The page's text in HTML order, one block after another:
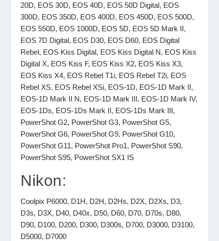
20D, EOS 30D, EOS 40D, EOS 50D Digital, EOS
300D, EOS 350D, EOS 400D, EOS 450D, EOS 500D,
EOS 550D, EOS 1000D, EOS 5D, EOS 5D Mark II,
EOS 7D Digital, EOS D30, EOS D60, EOS Digital
Rebel, EOS Kiss Digital, EOS Kiss Digital N, EOS Kiss
Digital X, EOS Kiss F, EOS Kiss X2, EOS Kiss X3,
EOS Kiss X4, EOS Rebel T1i, EOS Rebel T2i, EOS
Rebel XS, EOS Rebel XSi, EOS-1D, EOS-1D Mark II,
EOS-1D Mark II N, EOS-1D Mark III, EOS-1D Mark IV,
EOS-1Ds, EOS-1Ds Mark II, EOS-1Ds Mark III,
PowerShot G2, PowerShot G3, PowerShot G5,
PowerShot G6, PowerShot G9, PowerShot G10,
PowerShot G11, PowerShot Pro1, PowerShot S90,
PowerShot S95, PowerShot SX1 IS
Nikon:
Coolpix P6000, D1H, D2H, D2Hs, D2X, D2Xs, D3,
D3s, D3X, D40, D40x, D50, D60, D70, D70s, D80,
D90, D100, D200, D300, D300s, D700, D3000, D3100,
D5000, D7000